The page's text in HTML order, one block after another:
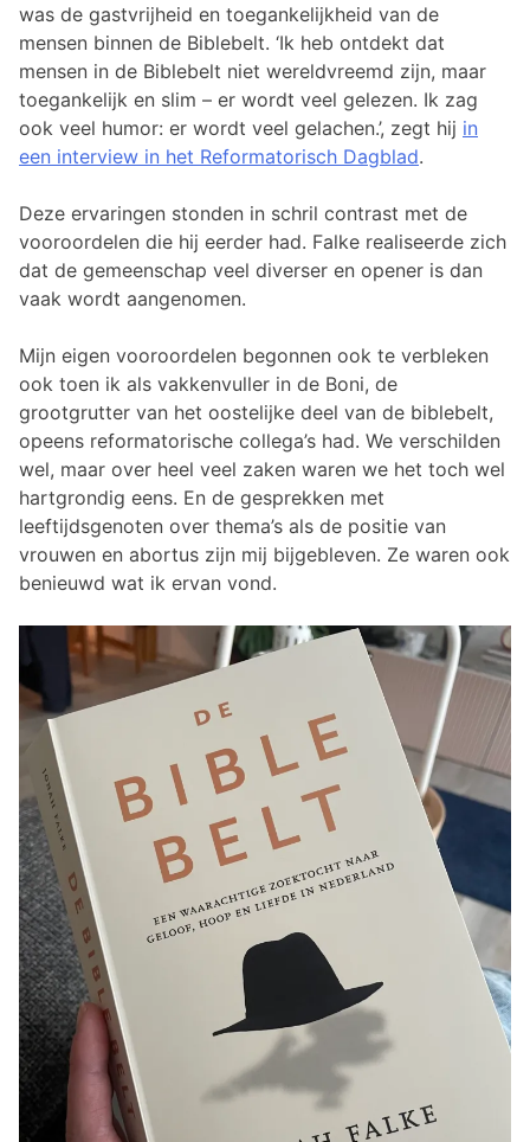
was de gastvrijheid en toegankelijkheid van de
mensen binnen de Biblebelt. ‘Ik heb ontdekt dat
mensen in de Biblebelt niet wereldvreemd zijn, maar
toegankelijk en slim – er wordt veel gelezen. Ik zag
ook veel humor: er wordt veel gelachen.’, zegt hij in
een interview in het Reformatorisch Dagblad.
Deze ervaringen stonden in schril contrast met de
vooroordelen die hij eerder had. Falke realiseerde zich
dat de gemeenschap veel diverser en opener is dan
vaak wordt aangenomen.
Mijn eigen vooroordelen begonnen ook te verbleken
ook toen ik als vakkenvuller in de Boni, de
grootgrutter van het oostelijke deel van de biblebelt,
opeens reformatorische collega’s had. We verschilden
wel, maar over heel veel zaken waren we het toch wel
hartgrondig eens. En de gesprekken met
leeftijdsgenoten over thema’s als de positie van
vrouwen en abortus zijn mij bijgebleven. Ze waren ook
benieuwd wat ik ervan vond.